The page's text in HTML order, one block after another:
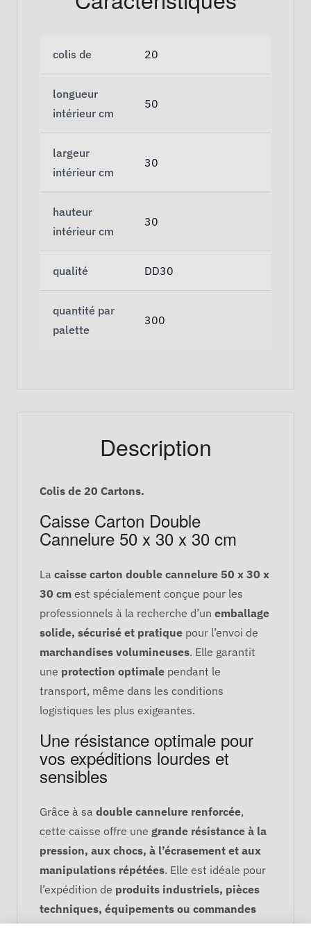
colis de 20
longueur
intérieur cm
50
largeur
intérieur cm
30
hauteur
intérieur cm
30
qualité DD30
quantité par
palette
300
Description
Colis de 20 Cartons.
Caisse Carton Double
Cannelure 50 x 30 x 30 cm
La caisse carton double cannelure 50 x 30 x
30 cm est spécialement conçue pour les
professionnels à la recherche d’un emballage
solide, sécurisé et pratique pour l’envoi de
marchandises volumineuses. Elle garantit
une protection optimale pendant le
transport, même dans les conditions
logistiques les plus exigeantes.
Une résistance optimale pour
vos expéditions lourdes et
sensibles
Grâce à sa double cannelure renforcée,
cette caisse offre une grande résistance à la
pression, aux chocs, à l’écrasement et aux
manipulations répétées. Elle est idéale pour
l’expédition de produits industriels, pièces
techniques, équipements ou commandes
multi-produits, en toute sécurité.